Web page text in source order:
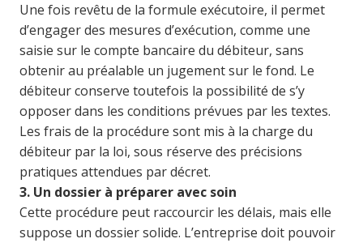
Une fois revêtu de la formule exécutoire, il permet
d’engager des mesures d’exécution, comme une
saisie sur le compte bancaire du débiteur, sans
obtenir au préalable un jugement sur le fond. Le
débiteur conserve toutefois la possibilité de s’y
opposer dans les conditions prévues par les textes.
Les frais de la procédure sont mis à la charge du
débiteur par la loi, sous réserve des précisions
pratiques attendues par décret.
3. Un dossier à préparer avec soin
Cette procédure peut raccourcir les délais, mais elle
suppose un dossier solide. L’entreprise doit pouvoir